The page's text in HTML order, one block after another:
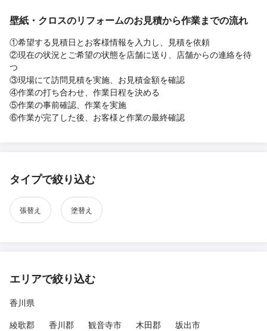
壁紙・クロスのリフォームのお見積から作業までの流れ
①希望する見積日とお客様情報を入力し、見積を依頼
②現在の状況とご希望の状態を店舗に送り、店舗からの連絡を待
つ
③現場にて訪問見積を実施、お見積金額を確認
④作業の打ち合わせ、作業日程を決める
⑤作業の事前確認、作業を実施
⑥作業が完了した後、お客様と作業の最終確認
タイプで絞り込む
張替え 塗替え
エリアで絞り込む
香川県
綾歌郡
香川郡 観音寺市 木田郡
坂出市